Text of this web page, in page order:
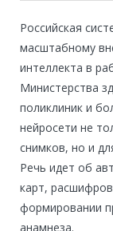
Российская
масштабному
интеллекта в
Министерства
поликлиник и
нейросети не
снимков, но и
Речь идет об
карт,
формировании
анамнеза.